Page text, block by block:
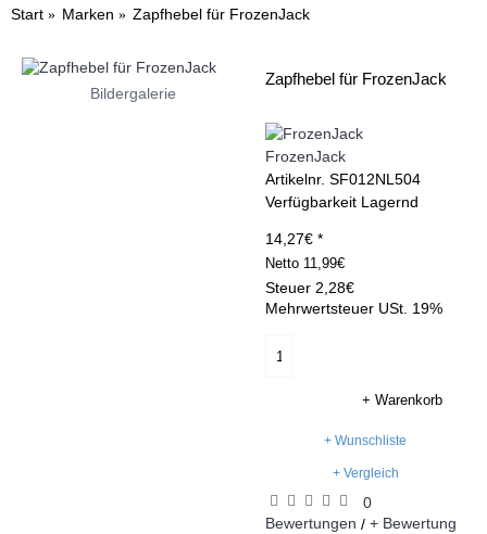
Start Marken Zapfhebel für FrozenJack
Bildergalerie
Zapfhebel für FrozenJack
FrozenJack
Artikelnr. SF012NL504
Verfügbarkeit Lagernd
14,27€ *
Netto 11,99€
Steuer 2,28€
Mehrwertsteuer USt. 19%
+ Warenkorb
+ Wunschliste
+ Vergleich
0
Bewertungen / + Bewertung